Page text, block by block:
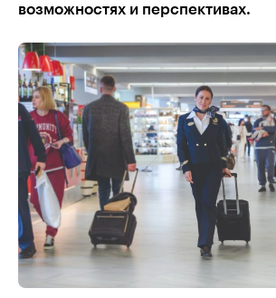
возможностях и перспективах.